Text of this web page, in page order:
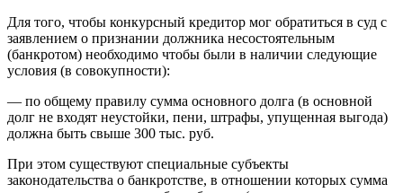
Для того, чтобы конкурсный кредитор мог обратиться в суд с
заявлением о признании должника несостоятельным
(банкротом) необходимо чтобы были в наличии следующие
условия (в совокупности):
— по общему правилу сумма основного долга (в основной
долг не входят неустойки, пени, штрафы, упущенная выгода)
должна быть свыше 300 тыс. руб.
При этом существуют специальные субъекты
законодательства о банкротстве, в отношении которых сумма